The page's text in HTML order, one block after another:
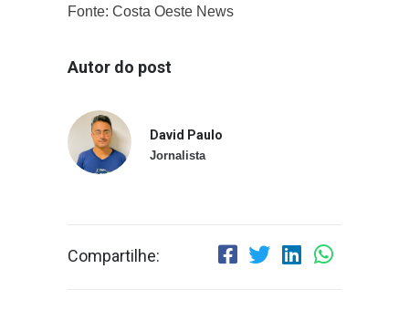
Fonte: Costa Oeste News
Autor do post
David Paulo
Jornalista
Compartilhe: